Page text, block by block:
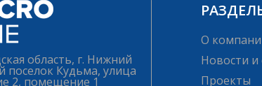
область, г. Нижний
поселок Кудьма, улица
2, помещение 1
О
Новости и
Проекты